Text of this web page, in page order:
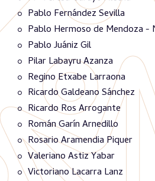
Pablo Fernández Sevilla
Pablo Hermoso de Mendoza -
Pablo Juániz Gil
Pilar Labayru Azanza
Regino Etxabe Larraona
Ricardo Galdeano Sánchez
Ricardo Ros Arrogante
Román Garín Arnedillo
Rosario Aramendia Piquer
Valeriano Astiz Yabar
Victoriano Lacarra Lanz